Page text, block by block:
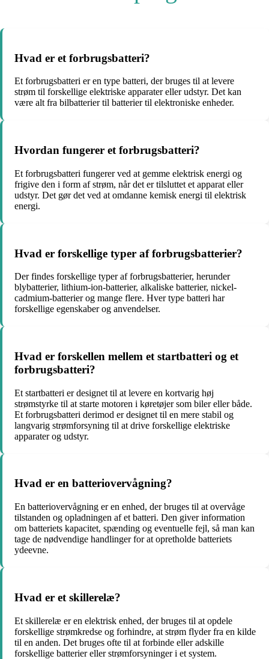
Hvad er et forbrugsbatteri?
Et forbrugsbatteri er en type batteri, der bruges til at levere
strøm til forskellige elektriske apparater eller udstyr. Det kan
være alt fra bilbatterier til batterier til elektroniske enheder.
Hvordan fungerer et forbrugsbatteri?
Et forbrugsbatteri fungerer ved at gemme elektrisk energi og
frigive den i form af strøm, når det er tilsluttet et apparat eller
udstyr. Det gør det ved at omdanne kemisk energi til elektrisk
energi.
Hvad er forskellige typer af forbrugsbatterier?
Der findes forskellige typer af forbrugsbatterier, herunder
blybatterier, lithium-ion-batterier, alkaliske batterier, nickel-
cadmium-batterier og mange flere. Hver type batteri har
forskellige egenskaber og anvendelser.
Hvad er forskellen mellem et startbatteri og et
forbrugsbatteri?
Et startbatteri er designet til at levere en kortvarig høj
strømstyrke til at starte motoren i køretøjer som biler eller både.
Et forbrugsbatteri derimod er designet til en mere stabil og
langvarig strømforsyning til at drive forskellige elektriske
apparater og udstyr.
Hvad er en batteriovervågning?
En batteriovervågning er en enhed, der bruges til at overvåge
tilstanden og opladningen af et batteri. Den giver information
om batteriets kapacitet, spænding og eventuelle fejl, så man kan
tage de nødvendige handlinger for at opretholde batteriets
ydeevne.
Hvad er et skillerelæ?
Et skillerelæ er en elektrisk enhed, der bruges til at opdele
forskellige strømkredse og forhindre, at strøm flyder fra en kilde
til en anden. Det bruges ofte til at forbinde eller adskille
forskellige batterier eller strømforsyninger i et system.